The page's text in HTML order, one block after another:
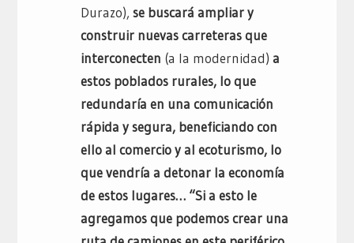
Durazo), se buscará ampliar y
construir nuevas carreteras que
interconecten (a la modernidad) a
estos poblados rurales, lo que
redundaría en una comunicación
rápida y segura, beneficiando con
ello al comercio y al ecoturismo, lo
que vendría a detonar la economía
de estos lugares… “Si a esto le
agregamos que podemos crear una